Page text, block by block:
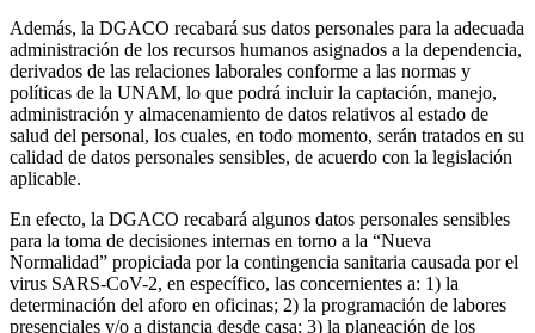
Además, la DGACO recabará sus datos personales para la adecuada
administración de los recursos humanos asignados a la dependencia,
derivados de las relaciones laborales conforme a las normas y
políticas de la UNAM, lo que podrá incluir la captación, manejo,
administración y almacenamiento de datos relativos al estado de
salud del personal, los cuales, en todo momento, serán tratados en su
calidad de datos personales sensibles, de acuerdo con la legislación
aplicable.
En efecto, la DGACO recabará algunos datos personales sensibles
para la toma de decisiones internas en torno a la “Nueva
Normalidad” propiciada por la contingencia sanitaria causada por el
virus SARS-CoV-2, en específico, las concernientes a: 1) la
determinación del aforo en oficinas; 2) la programación de labores
presenciales y/o a distancia desde casa; 3) la planeación de los